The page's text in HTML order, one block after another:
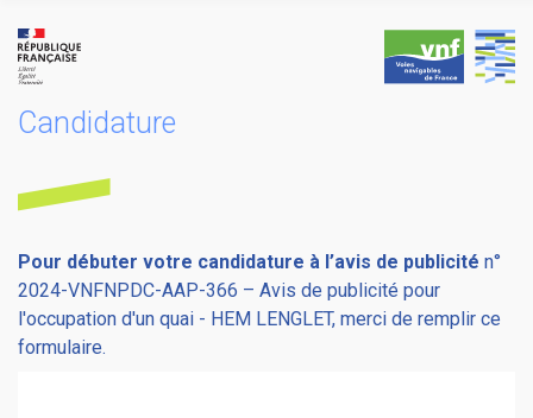
content
Candidature
Pour débuter votre candidature à l’avis de publicité n°
2024-VNFNPDC-AAP-366 – Avis de publicité pour
l'occupation d'un quai - HEM LENGLET, merci de remplir ce
formulaire.